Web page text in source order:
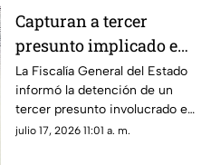
Capturan a tercer
presunto implicado en
caso de cuerpo sin vida
en Las Curvas del
Perico
La Fiscalía General del Estado
informó la detención de un
tercer presunto involucrado en
un caso de desaparición
julio 17, 2026 11:01 a. m.